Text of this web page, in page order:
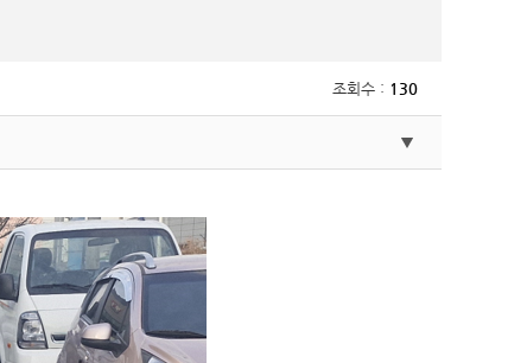
조회수 : 130